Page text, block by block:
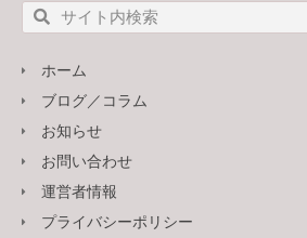
ホーム
ブログ／コラム
お知らせ
お問い合わせ
運営者情報
プライバシーポリシー